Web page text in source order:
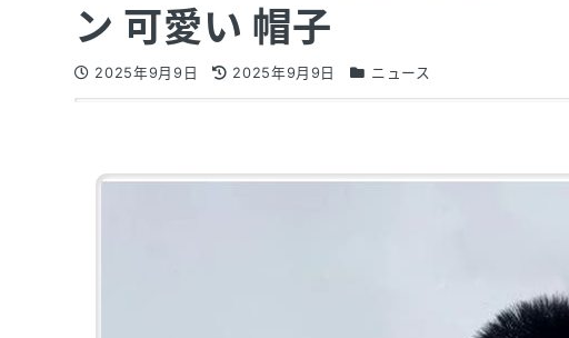
ン 可愛い 帽子
2025年9月9日 2025年9月9日 ニュース